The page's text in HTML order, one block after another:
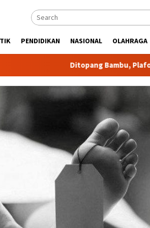
PENDIDIKAN NASIONAL OLAHRAGA
Ditopang Bambu, Plafon